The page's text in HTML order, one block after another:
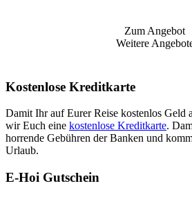
Zum Angebot
Weitere
Kostenlose Kreditkarte
Damit Ihr auf Eurer Reise kostenlos Geld
wir Euch eine kostenlose Kreditkarte.
horrende Gebühren der Banken und
Urlaub.
E-Hoi Gutschein